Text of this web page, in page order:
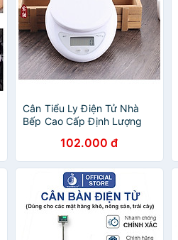
Cân Tiểu Ly Điện Tử Nhà
Bếp Cao Cấp Định Lượng
102.000 đ